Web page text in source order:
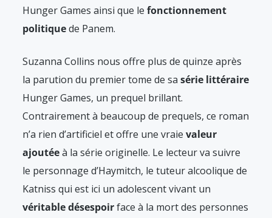
Hunger Games ainsi que le fonctionnement
politiquede Panem.
Suzanna Collins nous offre plus de quinze après
la parution du premier tome de sa série littéraire
Hunger Games, un prequel brillant.
Contrairement à beaucoup de prequels, ce roman
n’a rien d’artificiel et offre une vraie valeur
ajoutéeà la série originelle. Le lecteur va suivre
le personnage d’Haymitch, le tuteur alcoolique de
Katniss qui est ici un adolescent vivant un
véritable désespoirface à la mort des personnes